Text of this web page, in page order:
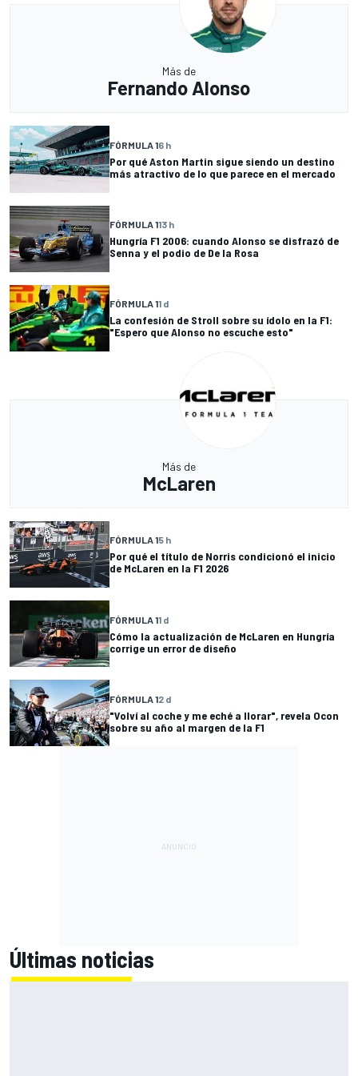
Más de
Fernando Alonso
FÓRMULA 16 h
Por qué Aston Martin sigue siendo un destino
más atractivo de lo que parece en el mercado
FÓRMULA 113 h
Hungría F1 2006: cuando Alonso se disfrazó de
Senna y el podio de De la Rosa
FÓRMULA 11 d
La confesión de Stroll sobre su ídolo en la F1:
"Espero que Alonso no escuche esto"
Más de
McLaren
FÓRMULA 15 h
Por qué el título de Norris condicionó el inicio
de McLaren en la F1 2026
FÓRMULA 11 d
Cómo la actualización de McLaren en Hungría
corrige un error de diseño
FÓRMULA 12 d
"Volví al coche y me eché a llorar", revela Ocon
sobre su año al margen de la F1
Últimas noticias